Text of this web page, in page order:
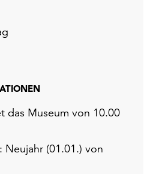
das Museum von 10.00
Neujahr (01.01.) von